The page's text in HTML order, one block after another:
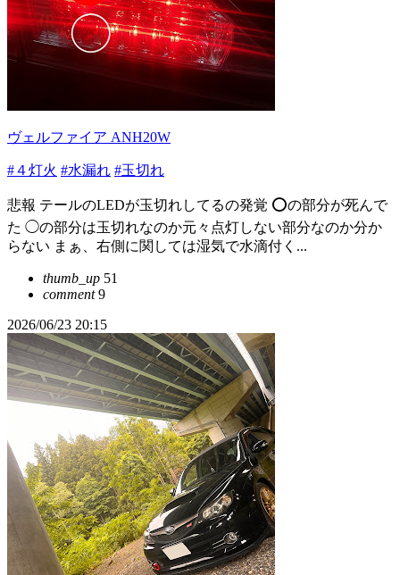
ヴェルファイア ANH20W
#４灯火 #水漏れ #玉切れ
悲報 テールのLEDが玉切れしてるの発覚 ⭕の部分が死んで
た ◯の部分は玉切れなのか元々点灯しない部分なのか分か
らない まぁ、右側に関しては湿気で水滴付く...
thumb_up 51
comment9
2026/06/23 20:15